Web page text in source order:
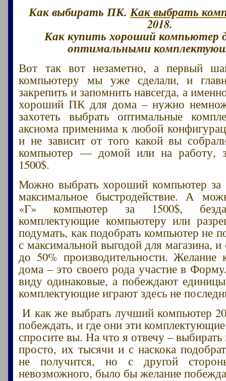
Как выбирать ПК.Как выбрать
2018.
Как купить хороший компьютер
оптимальными
Вот так вот незаметно, а первый
компьютеру мы уже сделали, и
закрепить и запомнить навсегда, а
хороший ПК для дома – нужно
захотеть выбрать оптимальные
аксиома применима к любой
и не зависит от того какой вы
компьютер — домой или на работу,
1500$.
Можно выбрать хороший компьютер за
максимальное быстродействие. А
«Г» компьютер за 1500$,
комплектующие компьютеру или
подумать, как подобрать компьютер не
с максимальной выгодой для магазина, и
до 50% производительности.
дома – это своего рода участие в
виду одинаковые, а побеждают
комплектующие играют здесь не
И как же выбрать лучший компьютер
побеждать, и где они эти
спросите вы. На что я отвечу –
просто, их тысячи и с наскока
не получится, но с другой
невозможного, было бы желание